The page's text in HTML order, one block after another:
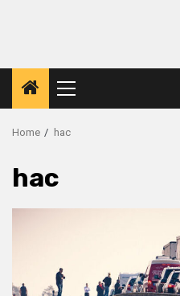
Primary
Menu
Home hac
hac